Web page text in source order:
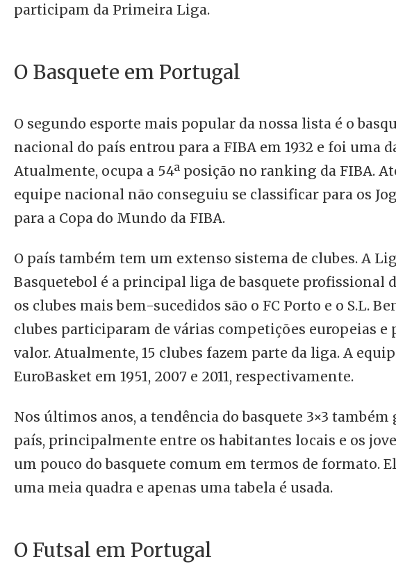
participam da Primeira Liga.
O Basquete em Portugal
O segundo esporte mais popular da nossa lista é o
nacional do país entrou para a FIBA em 1932 e foi uma
Atualmente, ocupa a 54ª posição no ranking da FIBA.
equipe nacional não conseguiu se classificar para os
para a Copa do Mundo da FIBA.
O país também tem um extenso sistema de clubes. A
Basquetebol é a principal liga de basquete profissional
os clubes mais bem-sucedidos são o FC Porto e o S.L.
clubes participaram de várias competições europeias e
valor. Atualmente, 15 clubes fazem parte da liga. A
EuroBasket em 1951, 2007 e 2011, respectivamente.
Nos últimos anos, a tendência do basquete 3×3
país, principalmente entre os habitantes locais e os
um pouco do basquete comum em termos de formato.
uma meia quadra e apenas uma tabela é usada.
O Futsal em Portugal